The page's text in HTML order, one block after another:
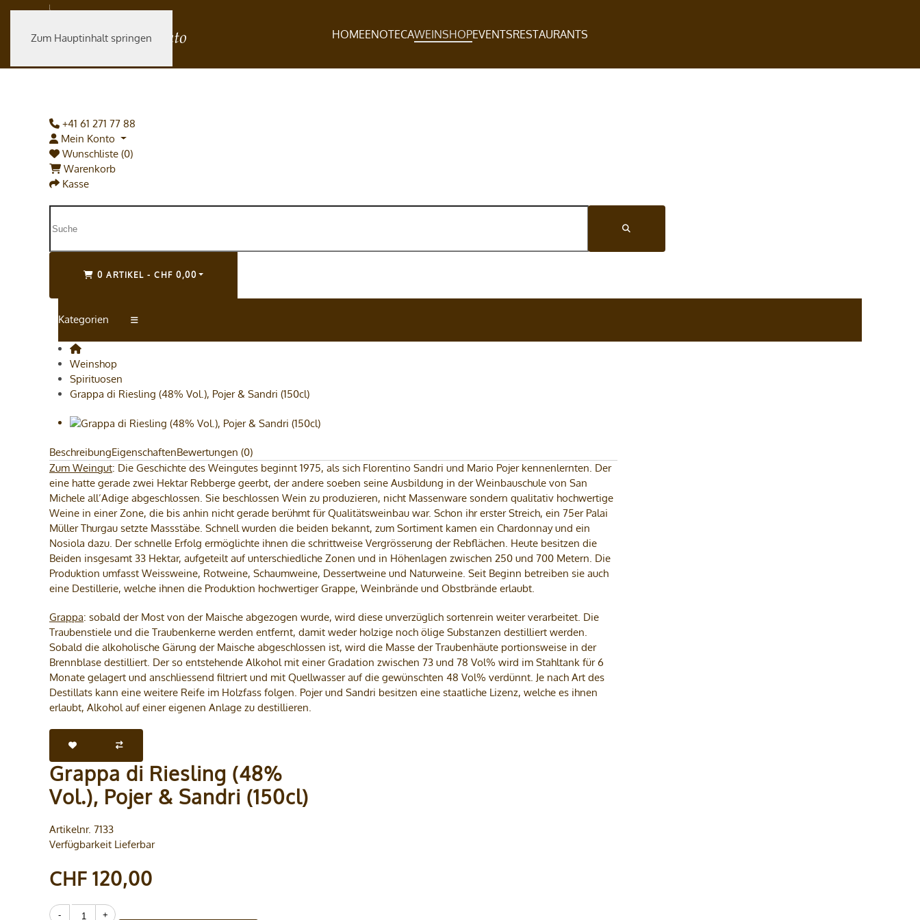
Zum Hauptinhalt springen HOMEENOTECAWEINSHOPEVENTSRESTAURANTS
+41 61 271 77 88
Mein Konto
Wunschliste (0)
Warenkorb
Kasse
0 ARTIKEL - CHF 0,00
Kategorien
Weinshop
Spirituosen
Grappa di Riesling (48% Vol.), Pojer & Sandri (150cl)
BeschreibungEigenschaftenBewertungen (0)
Zum Weingut: Die Geschichte des Weingutes beginnt 1975, als sich Florentino Sandri und Mario Pojer kennenlernten. Der
eine hatte gerade zwei Hektar Rebberge geerbt, der andere soeben seine Ausbildung in der Weinbauschule von San
Michele all’Adige abgeschlossen. Sie beschlossen Wein zu produzieren, nicht Massenware sondern qualitativ hochwertige
Weine in einer Zone, die bis anhin nicht gerade berühmt für Qualitätsweinbau war. Schon ihr erster Streich, ein 75er Palai
Müller Thurgau setzte Massstäbe. Schnell wurden die beiden bekannt, zum Sortiment kamen ein Chardonnay und ein
Nosiola dazu. Der schnelle Erfolg ermöglichte ihnen die schrittweise Vergrösserung der Rebflächen. Heute besitzen die
Beiden insgesamt 33 Hektar, aufgeteilt auf unterschiedliche Zonen und in Höhenlagen zwischen 250 und 700 Metern. Die
Produktion umfasst Weissweine, Rotweine, Schaumweine, Dessertweine und Naturweine. Seit Beginn betreiben sie auch
eine Destillerie, welche ihnen die Produktion hochwertiger Grappe, Weinbrände und Obstbrände erlaubt.
Grappa: sobald der Most von der Maische abgezogen wurde, wird diese unverzüglich sortenrein weiter verarbeitet. Die
Traubenstiele und die Traubenkerne werden entfernt, damit weder holzige noch ölige Substanzen destilliert werden.
Sobald die alkoholische Gärung der Maische abgeschlossen ist, wird die Masse der Traubenhäute portionsweise in der
Brennblase destilliert. Der so entstehende Alkohol mit einer Gradation zwischen 73 und 78 Vol% wird im Stahltank für 6
Monate gelagert und anschliessend filtriert und mit Quellwasser auf die gewünschten 48 Vol% verdünnt. Je nach Art des
Destillats kann eine weitere Reife im Holzfass folgen. Pojer und Sandri besitzen eine staatliche Lizenz, welche es ihnen
erlaubt, Alkohol auf einer eigenen Anlage zu destillieren.
Grappa di Riesling (48%
Vol.), Pojer & Sandri (150cl)
Artikelnr. 7133
Verfügbarkeit Lieferbar
CHF 120,00